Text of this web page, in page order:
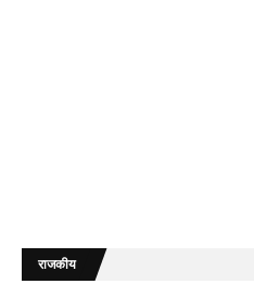
राजकीय